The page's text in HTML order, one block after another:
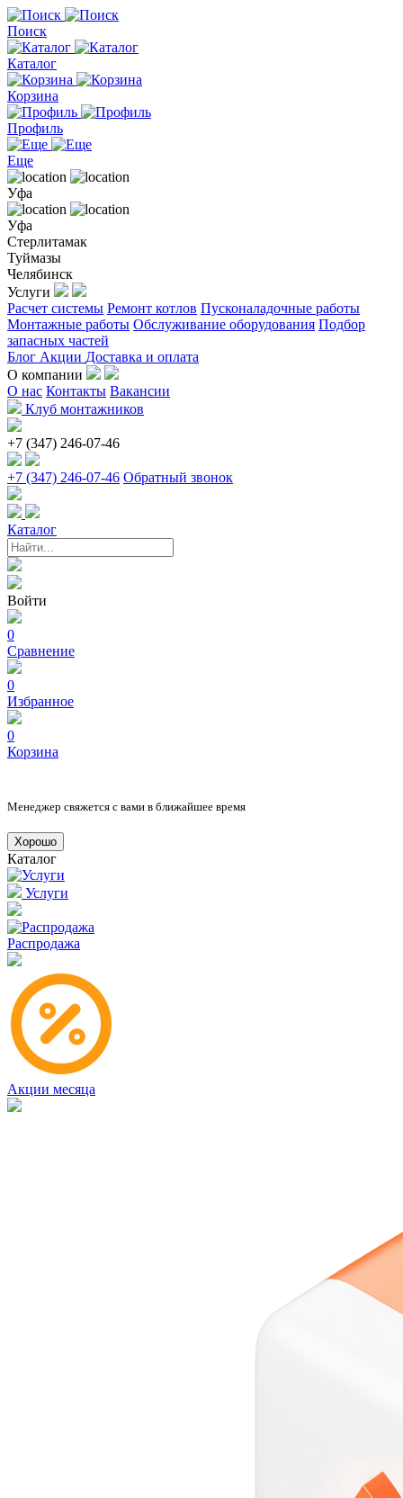
Поиск
Каталог
Корзина
Профиль
Еще
Уфа
Уфа
Стерлитамак
Туймазы
Челябинск
Услуги
Расчет системы Ремонт котлов Пусконаладочные работы
Монтажные работы Обслуживание оборудования Подбор
запасных частей
Блог Акции Доставка и оплата
О компании
О нас Контакты Вакансии
Клуб монтажников
+7 (347) 246-07-46
+7 (347) 246-07-46 Обратный звонок
Каталог
Войти
0
Сравнение
0
Избранное
0
Корзина
Менеджер свяжется с вами в ближайшее время
Хорошо
Каталог
Услуги
Распродажа
Акции месяца